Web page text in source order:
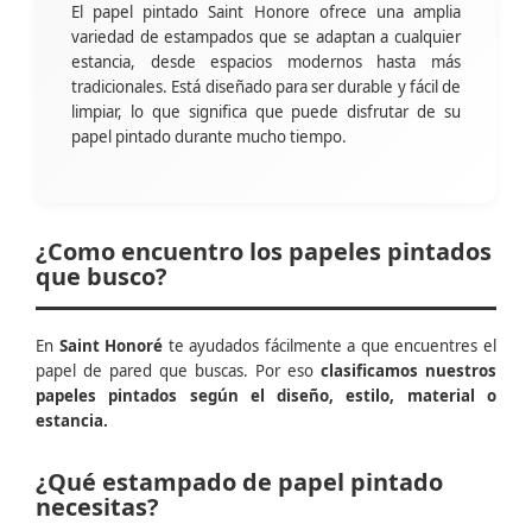
El papel pintado Saint Honore ofrece una amplia
variedad de estampados que se adaptan a cualquier
estancia, desde espacios modernos hasta más
tradicionales. Está diseñado para ser durable y fácil de
limpiar, lo que significa que puede disfrutar de su
papel pintado durante mucho tiempo.
¿Como encuentro los papeles pintados
que busco?
En Saint Honoré te ayudados fácilmente a que encuentres el
papel de pared que buscas. Por eso clasificamos nuestros
papeles pintados según el diseño, estilo, material o
estancia.
¿Qué estampado de papel pintado
necesitas?